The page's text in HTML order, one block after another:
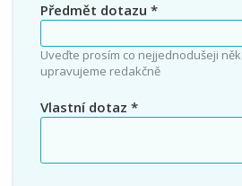
Předmět dotazu *
Uveďte prosím co nejjednodušeji
upravujeme redakčně
Vlastní dotaz *